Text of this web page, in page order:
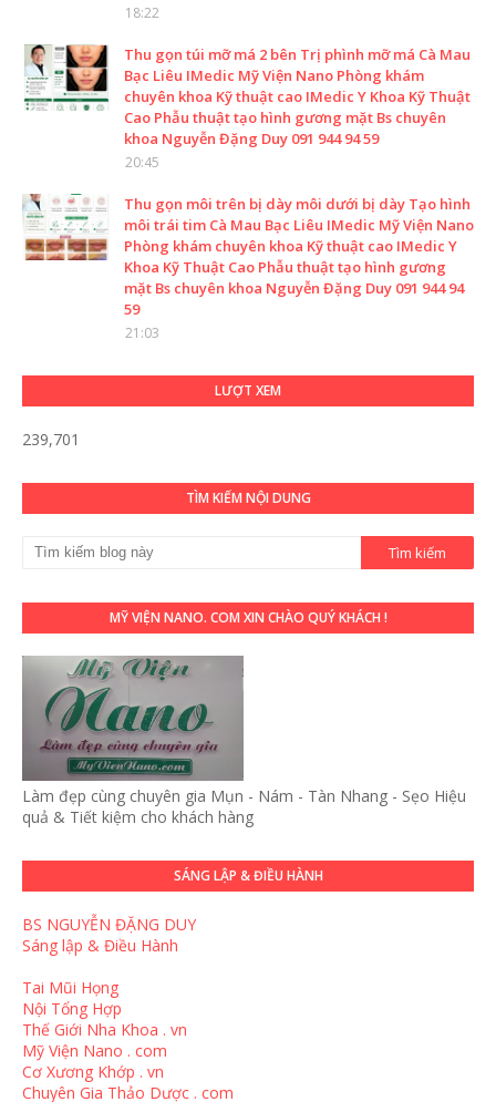
18:22
Thu gọn túi mỡ má 2 bên Trị phình mỡ má Cà Mau
Bạc Liêu IMedic Mỹ Viện Nano Phòng khám
chuyên khoa Kỹ thuật cao IMedic Y Khoa Kỹ Thuật
Cao Phẫu thuật tạo hình gương mặt Bs chuyên
khoa Nguyễn Đặng Duy 091 944 94 59
20:45
Thu gọn môi trên bị dày môi dưới bị dày Tạo hình
môi trái tim Cà Mau Bạc Liêu IMedic Mỹ Viện Nano
Phòng khám chuyên khoa Kỹ thuật cao IMedic Y
Khoa Kỹ Thuật Cao Phẫu thuật tạo hình gương
mặt Bs chuyên khoa Nguyễn Đặng Duy 091 944 94
59
21:03
LƯỢT XEM
239,701
TÌM KIẾM NỘI DUNG
MỸ VIỆN NANO. COM XIN CHÀO QUÝ KHÁCH !
Làm đẹp cùng chuyên gia Mụn - Nám - Tàn Nhang - Sẹo Hiệu
quả & Tiết kiệm cho khách hàng
SÁNG LẬP & ĐIỀU HÀNH
BS NGUYỄN ĐẶNG DUY
Sáng lập & Điều Hành
Tai Mũi Họng
Nội Tổng Hợp
Thế Giới Nha Khoa . vn
Mỹ Viện Nano . com
Cơ Xương Khớp . vn
Chuyên Gia Thảo Dược . com